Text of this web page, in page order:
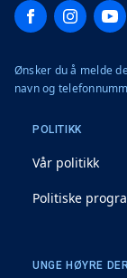
FacebookInstagram
Ønsker du å melde
navn og
POLITIKK
Vår politikk
Politiske
UNGE HØYRE